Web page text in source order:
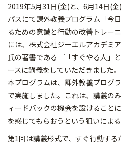
2019年5月31日(金)と、6月14日(
パスにて課外教養プログラム「今
るための意識と行動の改善トレー
には、株式会社ジーエルアカデミ
氏の著書である『「すぐやる人」
ースに講義をしていただきました。
本プログラムは、課外教養プログ
で実施しました。これは、講義の
ィードバックの機会を設けること
を感じてもらおうという狙いによる
第1回は講義形式で、すぐ行動す